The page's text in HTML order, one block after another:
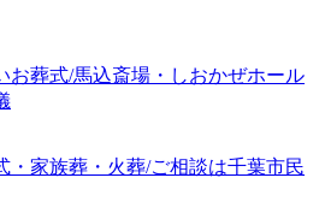
お葬式/馬込斎場・しおかぜホール
・家族葬・火葬/ご相談は千葉市民